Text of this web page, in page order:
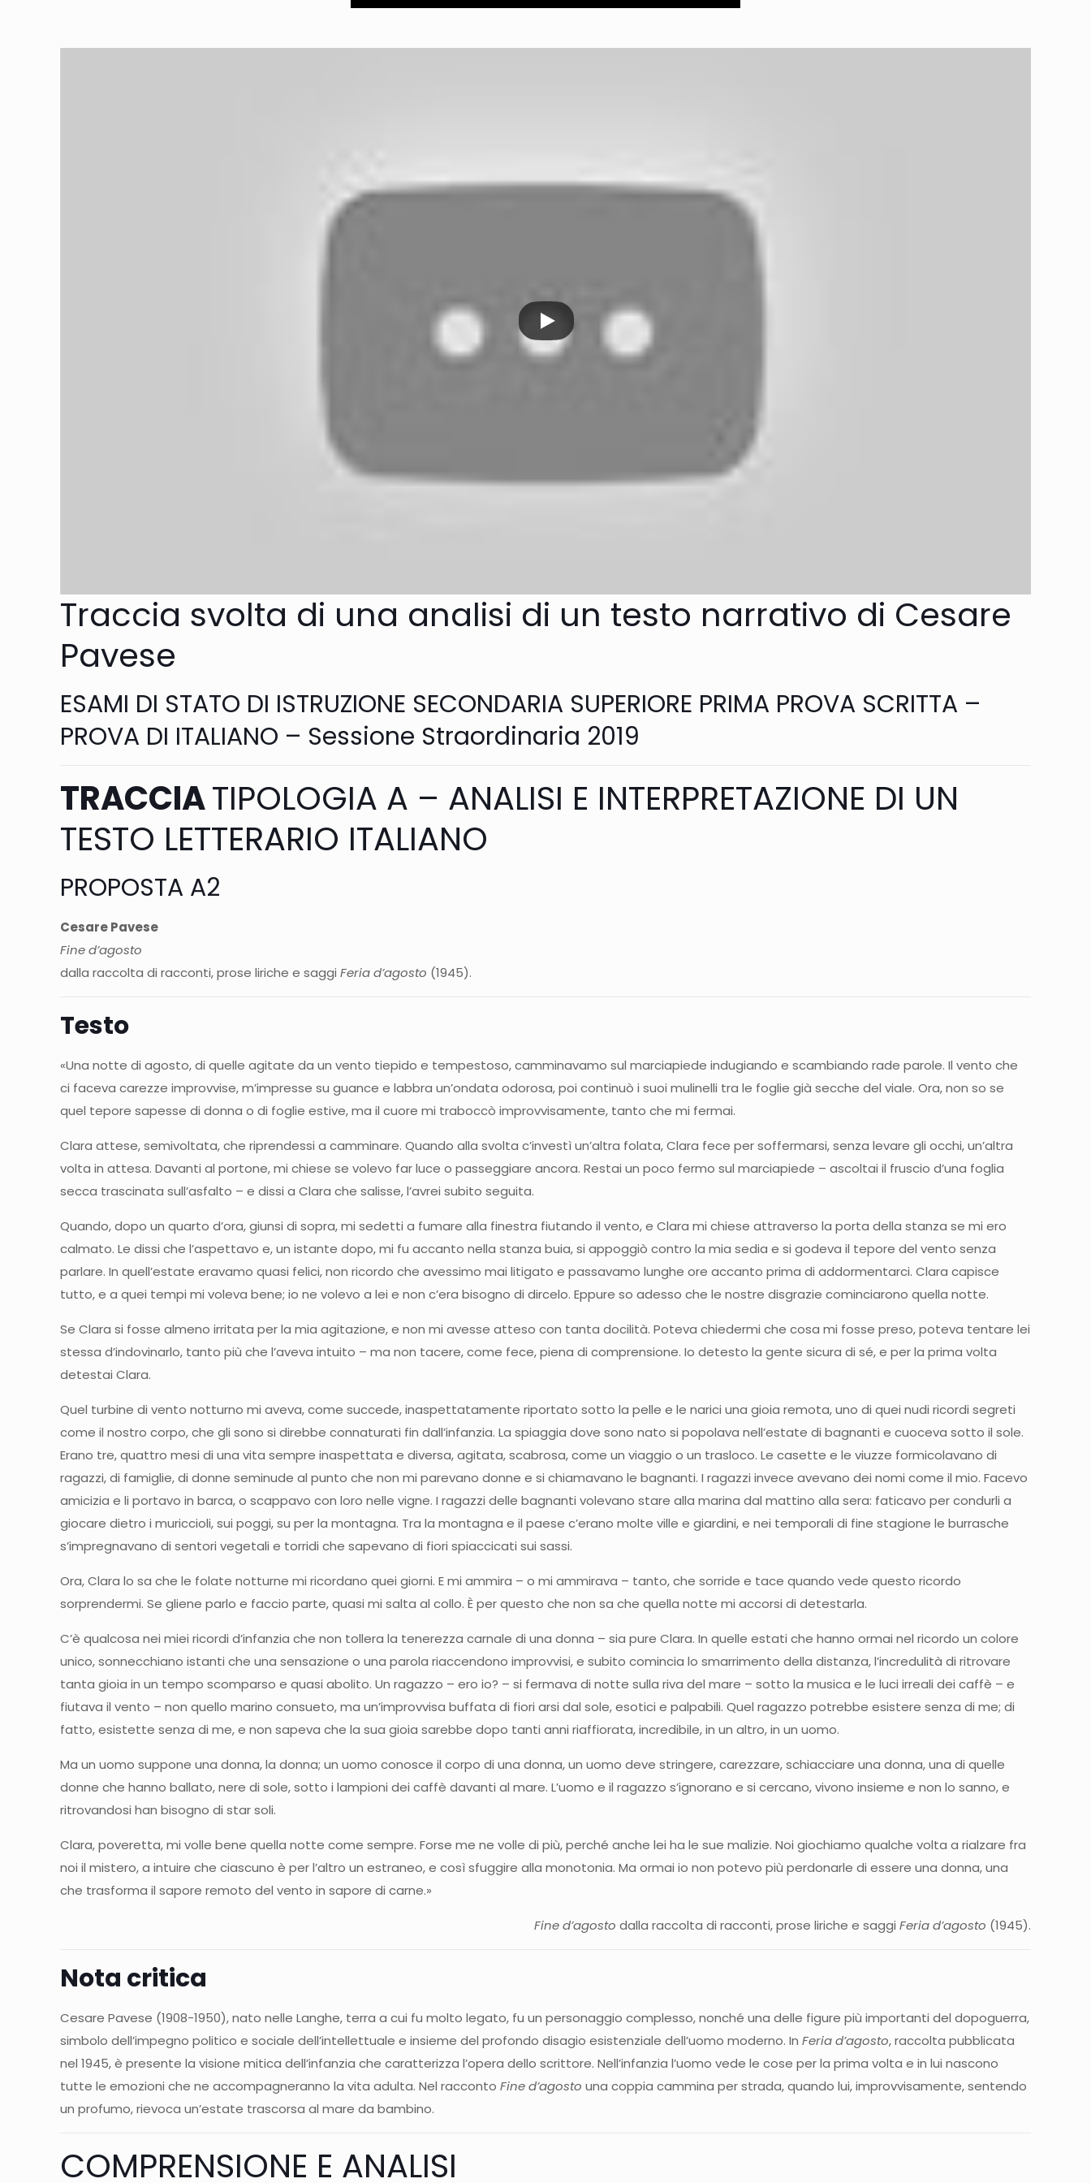
Traccia svolta di una analisi di un testo narrativo di Cesare
Pavese
ESAMI DI STATO DI ISTRUZIONE SECONDARIA SUPERIORE PRIMA PROVA SCRITTA –
PROVA DI ITALIANO – Sessione Straordinaria 2019
TRACCIATIPOLOGIA A – ANALISI E INTERPRETAZIONE DI UN
TESTO LETTERARIO ITALIANO
PROPOSTA A2
Cesare Pavese
Fine d’agosto
dalla raccolta di racconti, prose liriche e saggiFeria d’agosto (1945).
Testo
«Una notte di agosto, di quelle agitate da un vento tiepido e tempestoso, camminavamo sul marciapiede indugiando e scambiando rade parole. Il vento che
ci faceva carezze improvvise, m’impresse su guance e labbra un’ondata odorosa, poi continuò i suoi mulinelli tra le foglie già secche del viale. Ora, non so se
quel tepore sapesse di donna o di foglie estive, ma il cuore mi traboccò improvvisamente, tanto che mi fermai.
Clara attese, semivoltata, che riprendessi a camminare. Quando alla svolta c’investì un’altra folata, Clara fece per soffermarsi, senza levare gli occhi, un’altra
volta in attesa. Davanti al portone, mi chiese se volevo far luce o passeggiare ancora. Restai un poco fermo sul marciapiede – ascoltai il fruscio d’una foglia
secca trascinata sull’asfalto – e dissi a Clara che salisse, l’avrei subito seguita.
Quando, dopo un quarto d’ora, giunsi di sopra, mi sedetti a fumare alla finestra fiutando il vento, e Clara mi chiese attraverso la porta della stanza se mi ero
calmato. Le dissi che l’aspettavo e, un istante dopo, mi fu accanto nella stanza buia, si appoggiò contro la mia sedia e si godeva il tepore del vento senza
parlare. In quell’estate eravamo quasi felici, non ricordo che avessimo mai litigato e passavamo lunghe ore accanto prima di addormentarci. Clara capisce
tutto, e a quei tempi mi voleva bene; io ne volevo a lei e non c’era bisogno di dircelo. Eppure so adesso che le nostre disgrazie cominciarono quella notte.
Se Clara si fosse almeno irritata per la mia agitazione, e non mi avesse atteso con tanta docilità. Poteva chiedermi che cosa mi fosse preso, poteva tentare lei
stessa d’indovinarlo, tanto più che l’aveva intuito – ma non tacere, come fece, piena di comprensione. Io detesto la gente sicura di sé, e per la prima volta
detestai Clara.
Quel turbine di vento notturno mi aveva, come succede, inaspettatamente riportato sotto la pelle e le narici una gioia remota, uno di quei nudi ricordi segreti
come il nostro corpo, che gli sono si direbbe connaturati fin dall’infanzia. La spiaggia dove sono nato si popolava nell’estate di bagnanti e cuoceva sotto il sole.
Erano tre, quattro mesi di una vita sempre inaspettata e diversa, agitata, scabrosa, come un viaggio o un trasloco. Le casette e le viuzze formicolavano di
ragazzi, di famiglie, di donne seminude al punto che non mi parevano donne e si chiamavano le bagnanti. I ragazzi invece avevano dei nomi come il mio. Facevo
amicizia e li portavo in barca, o scappavo con loro nelle vigne. I ragazzi delle bagnanti volevano stare alla marina dal mattino alla sera: faticavo per condurli a
giocare dietro i muriccioli, sui poggi, su per la montagna. Tra la montagna e il paese c’erano molte ville e giardini, e nei temporali di fine stagione le burrasche
s’impregnavano di sentori vegetali e torridi che sapevano di fiori spiaccicati sui sassi.
Ora, Clara lo sa che le folate notturne mi ricordano quei giorni. E mi ammira – o mi ammirava – tanto, che sorride e tace quando vede questo ricordo
sorprendermi. Se gliene parlo e faccio parte, quasi mi salta al collo. È per questo che non sa che quella notte mi accorsi di detestarla.
C’è qualcosa nei miei ricordi d’infanzia che non tollera la tenerezza carnale di una donna – sia pure Clara. In quelle estati che hanno ormai nel ricordo un colore
unico, sonnecchiano istanti che una sensazione o una parola riaccendono improvvisi, e subito comincia lo smarrimento della distanza, l’incredulità di ritrovare
tanta gioia in un tempo scomparso e quasi abolito. Un ragazzo – ero io? – si fermava di notte sulla riva del mare – sotto la musica e le luci irreali dei caffè – e
fiutava il vento – non quello marino consueto, ma un’improvvisa buffata di fiori arsi dal sole, esotici e palpabili. Quel ragazzo potrebbe esistere senza di me; di
fatto, esistette senza di me, e non sapeva che la sua gioia sarebbe dopo tanti anni riaffiorata, incredibile, in un altro, in un uomo.
Ma un uomo suppone una donna, la donna; un uomo conosce il corpo di una donna, un uomo deve stringere, carezzare, schiacciare una donna, una di quelle
donne che hanno ballato, nere di sole, sotto i lampioni dei caffè davanti al mare. L’uomo e il ragazzo s’ignorano e si cercano, vivono insieme e non lo sanno, e
ritrovandosi han bisogno di star soli.
Clara, poveretta, mi volle bene quella notte come sempre. Forse me ne volle di più, perché anche lei ha le sue malizie. Noi giochiamo qualche volta a rialzare fra
noi il mistero, a intuire che ciascuno è per l’altro un estraneo, e così sfuggire alla monotonia. Ma ormai io non potevo più perdonarle di essere una donna, una
che trasforma il sapore remoto del vento in sapore di carne.»
Fine d’agosto dalla raccolta di racconti, prose liriche e saggi Feria d’agosto (1945).
Nota critica
Cesare Pavese (1908-1950), nato nelle Langhe, terra a cui fu molto legato, fu un personaggio complesso, nonché una delle figure più importanti del dopoguerra,
simbolo dell’impegno politico e sociale dell’intellettuale e insieme del profondo disagio esistenziale dell’uomo moderno. InFeria d’agosto, raccolta pubblicata
nel 1945, è presente la visione mitica dell’infanzia che caratterizza l’opera dello scrittore. Nell’infanzia l’uomo vede le cose per la prima volta e in lui nascono
tutte le emozioni che ne accompagneranno la vita adulta. Nel raccontoFine d’agosto una coppia cammina per strada, quando lui, improvvisamente, sentendo
un profumo, rievoca un’estate trascorsa al mare da bambino.
COMPRENSIONE E ANALISI